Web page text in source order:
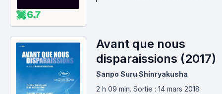
6.7
Avant que nous
disparaissions (2017)
Sanpo Suru Shinryakusha
2 h 09 min. Sortie : 14 mars 2018